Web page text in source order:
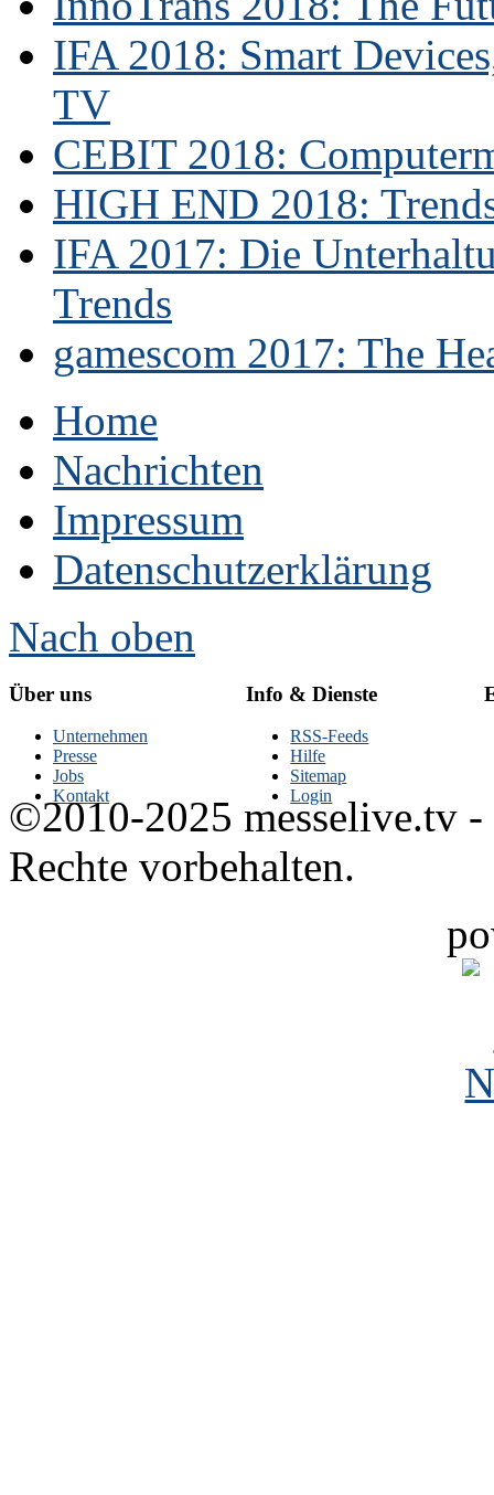
IFA 2018: Smart
TV
CEBIT 2018:
HIGH END 2018:
IFA 2017: Die
Trends
gamescom 2017: The
Home
Nachrichten
Impressum
Datenschutzerklärung
Nach oben
Über uns
Unternehmen
Presse
Jobs
Kontakt
Info & Dienste
RSS-Feeds
Hilfe
Sitemap
Login
©2010-2025 messelive.tv -
Rechte vorbehalten.